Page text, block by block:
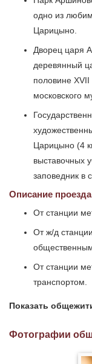
одно из
Царицыно.
Дворец царя
деревянный
половине XVII
московского
Царицыно (4
выставочных
заповедник в
Описание
От станции
От ж/д
От станции
транспортом.
Показать
Фотографии